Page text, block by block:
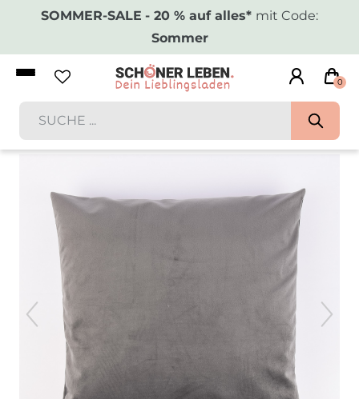
SOMMER-SALE - 20 % auf alles* mit Code:
Sommer
0